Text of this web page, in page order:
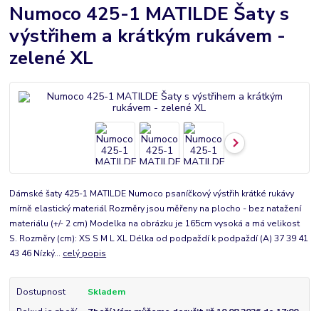
Numoco 425-1 MATILDE Šaty s
výstřihem a krátkým rukávem -
zelené XL
Dámské šaty 425-1 MATILDE Numoco psaníčkový výstřih krátké rukávy
mírně elastický materiál Rozměry jsou měřeny na plocho - bez natažení
materiálu (+/- 2 cm) Modelka na obrázku je 165cm vysoká a má velikost
S. Rozměry (cm): XS S M L XL Délka od podpaždí k podpaždí (A) 37 39 41
43 46 Nízký... celý popis
Dostupnost
Skladem